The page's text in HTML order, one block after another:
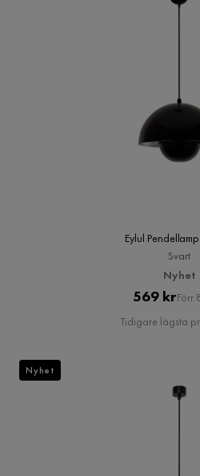
Eylul
Svart
Nyhet
Pris
569 kr
Pris
Förr
Tidigare lägsta
Nyhet